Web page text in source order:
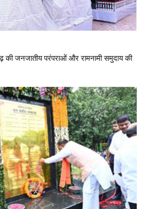
की जनजातीय परंपराओं और रामनामी समुदाय की